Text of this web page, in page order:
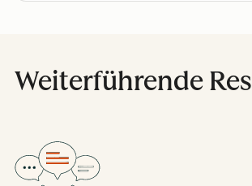
Weiterführende